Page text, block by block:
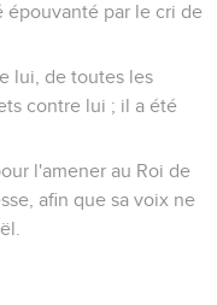
épouvanté par le cri de
lui, de toutes les
contre lui ; il a été
l'amener au Roi de
afin que sa voix ne